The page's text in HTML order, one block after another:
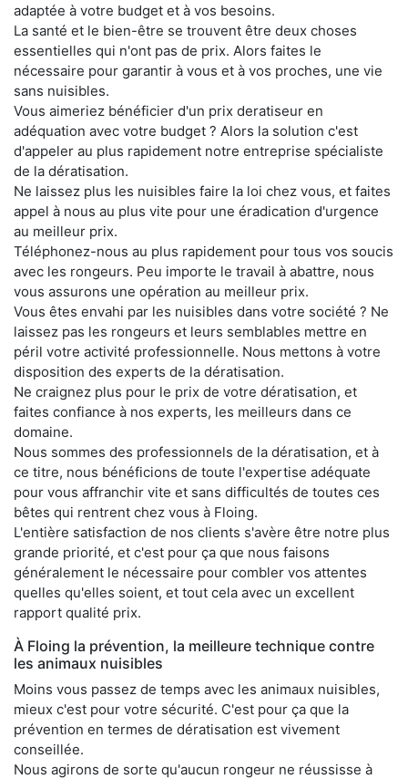
adaptée à votre budget et à vos besoins.
La santé et le bien-être se trouvent être deux choses
essentielles qui n'ont pas de prix. Alors faites le
nécessaire pour garantir à vous et à vos proches, une vie
sans nuisibles.
Vous aimeriez bénéficier d'un prix deratiseur en
adéquation avec votre budget ? Alors la solution c'est
d'appeler au plus rapidement notre entreprise spécialiste
de la dératisation.
Ne laissez plus les nuisibles faire la loi chez vous, et faites
appel à nous au plus vite pour une éradication d'urgence
au meilleur prix.
Téléphonez-nous au plus rapidement pour tous vos soucis
avec les rongeurs. Peu importe le travail à abattre, nous
vous assurons une opération au meilleur prix.
Vous êtes envahi par les nuisibles dans votre société ? Ne
laissez pas les rongeurs et leurs semblables mettre en
péril votre activité professionnelle. Nous mettons à votre
disposition des experts de la dératisation.
Ne craignez plus pour le prix de votre dératisation, et
faites confiance à nos experts, les meilleurs dans ce
domaine.
Nous sommes des professionnels de la dératisation, et à
ce titre, nous bénéficions de toute l'expertise adéquate
pour vous affranchir vite et sans difficultés de toutes ces
bêtes qui rentrent chez vous à Floing.
L'entière satisfaction de nos clients s'avère être notre plus
grande priorité, et c'est pour ça que nous faisons
généralement le nécessaire pour combler vos attentes
quelles qu'elles soient, et tout cela avec un excellent
rapport qualité prix.
À Floing la prévention, la meilleure technique contre
les animaux nuisibles
Moins vous passez de temps avec les animaux nuisibles,
mieux c'est pour votre sécurité. C'est pour ça que la
prévention en termes de dératisation est vivement
conseillée.
Nous agirons de sorte qu'aucun rongeur ne réussisse à